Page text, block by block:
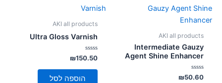
AKI all products
Intermediate Gauzy
Agent Shine Enhancer
דורג
₪50.60
AKI all products
Ultra Gloss Varnish
דורג
0
מתוך
₪150.50
הוספה לסל